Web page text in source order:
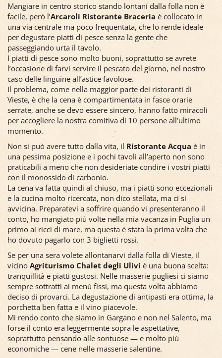
Mangiare in centro storico stando lontani dalla folla non è
facile, però l’Arcaroli Ristorante Braceria è collocato in
una via centrale ma poco frequentata, che lo rende ideale
per degustare piatti di pesce senza la gente che
passeggiando urta il tavolo.
I piatti di pesce sono molto buoni, soprattutto se avrete
l’occasione di farvi servire il pescato del giorno, nel nostro
caso delle linguine all’astice favolose.
Il problema, come nella maggior parte dei ristoranti di
Vieste, è che la cena è compartimentata in fasce orarie
serrate, anche se devo essere sincero, hanno fatto miracoli
per accogliere la nostra comitiva di 10 persone all’ultimo
momento.
Non si può avere tutto dalla vita, il Ristorante Acqua è in
una pessima posizione e i pochi tavoli all’aperto non sono
praticabili a meno che non desideriate condire i vostri piatti
con il monossido di carbonio.
La cena va fatta quindi al chiuso, ma i piatti sono eccezionali
e la cucina molto ricercata, non dico stellata, ma ci si
avvicina. Preparatevi a soffrire quando vi presenteranno il
conto, ho mangiato più volte nella mia vacanza in Puglia un
primo ai ricci di mare, ma questa è stata la prima volta che
ho dovuto pagarlo con 3 biglietti rossi.
Se per una sera volete allontanarvi dalla folla di Vieste, il
vicino Agriturismo Chalet degli Ulivi è una buona scelta:
tranquillità e piatti gustosi. Nelle masserie pugliesi ci siamo
sempre sottratti ai menù fissi, ma questa volta abbiamo
deciso di provarci. La degustazione di antipasti era ottima, la
porchetta ben fatta e il vino piacevole.
Mi rendo conto che siamo in Gargano e non nel Salento, ma
forse il conto era leggermente sopra le aspettative,
soprattutto pensando alle sontuose — e molto più
economiche — cene nelle masserie salentine.